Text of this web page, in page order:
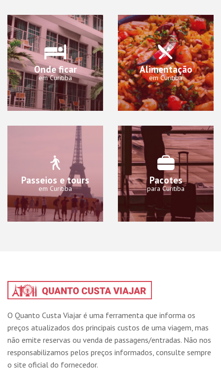
Onde ficar
em Curitiba
Alimentação
em Curitiba
Passeios e tours
em Curitiba
Pacotes
para Curitiba
O Quanto Custa Viajar é uma ferramenta que informa os
preços atualizados dos principais custos de uma viagem, mas
não emite reservas ou venda de passagens/entradas. Não nos
responsabilizamos pelos preços informados, consulte sempre
o site oficial do fornecedor.